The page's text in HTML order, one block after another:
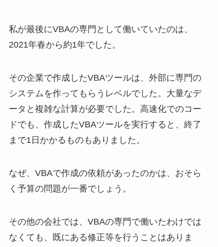
私が最後にVBAの専門として働いていたのは、
2021年春から約1年でした。
その企業で作成したVBAツールは、外部に専門の
システムを作ってもらうレベルでした。大量なデ
ータと複雑な計算が必要でした。高速化でのコー
ドでも、作成したVBAツールを実行すると、終了
まで1日かかるものもありました。
なぜ、VBAで作成の依頼があったのかは、おそら
く予算の問題が一番でしょう。
その他の会社では、VBAの専門で働いたわけでは
なくても、既にある修正等を行うことはありま